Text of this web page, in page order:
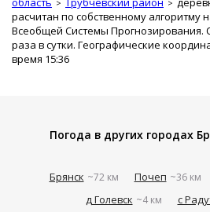
расчитан по собственному алгоритму
Всеобщей Системы Прогнозирования.
раза в сутки. Географические
время 15:36
Погода в других городах
Брянск ~72 км Почеп ~36 км
д Голевск ~4 км с